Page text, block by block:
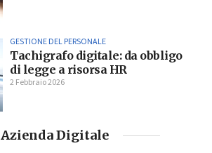
GESTIONE DEL PERSONALE
Tachigrafo digitale: da obbligo
di legge a risorsa HR
2 Febbraio 2026
Azienda Digitale